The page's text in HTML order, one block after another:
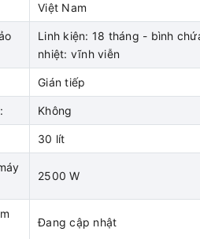
Việt Nam
Linh kiện: 18 tháng - bình
nhiệt: vĩnh viễn
Gián tiếp
Không
30 lít
2500 W
Đang cập nhật